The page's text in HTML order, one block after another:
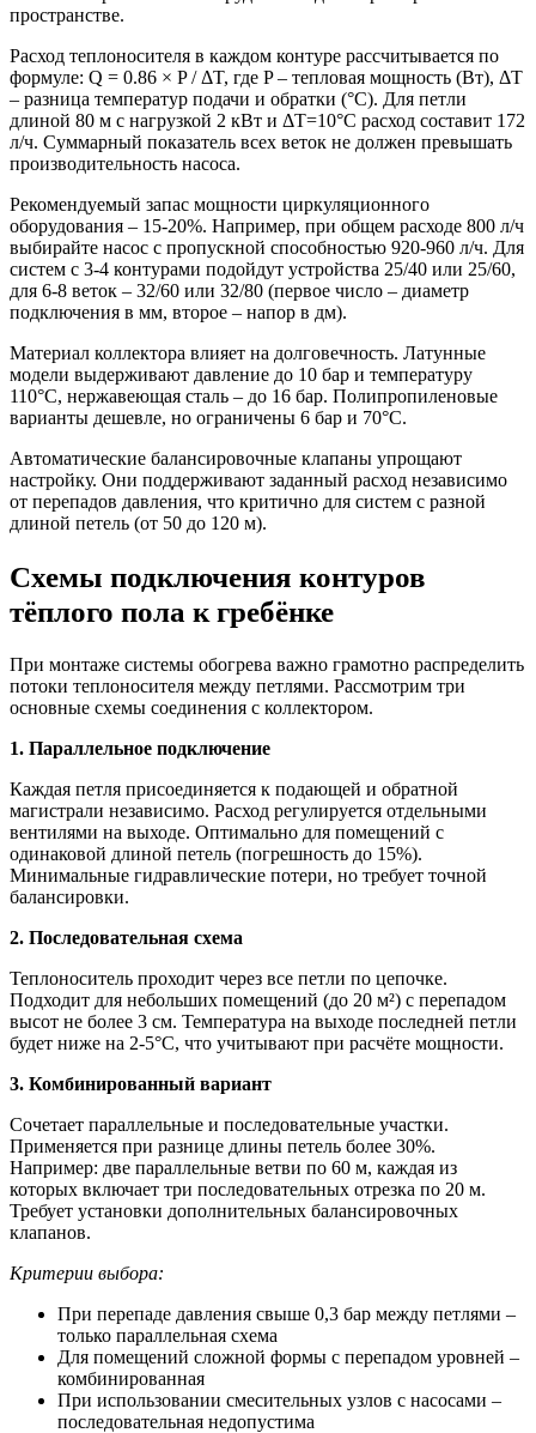
пространстве.
Расход теплоносителя в каждом контуре рассчитывается по
формуле: Q = 0.86 × P / ΔT, где P – тепловая мощность (Вт), ΔT
– разница температур подачи и обратки (°C). Для петли
длиной 80 м с нагрузкой 2 кВт и ΔT=10°C расход составит 172
л/ч. Суммарный показатель всех веток не должен превышать
производительность насоса.
Рекомендуемый запас мощности циркуляционного
оборудования – 15-20%. Например, при общем расходе 800 л/ч
выбирайте насос с пропускной способностью 920-960 л/ч. Для
систем с 3-4 контурами подойдут устройства 25/40 или 25/60,
для 6-8 веток – 32/60 или 32/80 (первое число – диаметр
подключения в мм, второе – напор в дм).
Материал коллектора влияет на долговечность. Латунные
модели выдерживают давление до 10 бар и температуру
110°C, нержавеющая сталь – до 16 бар. Полипропиленовые
варианты дешевле, но ограничены 6 бар и 70°C.
Автоматические балансировочные клапаны упрощают
настройку. Они поддерживают заданный расход независимо
от перепадов давления, что критично для систем с разной
длиной петель (от 50 до 120 м).
Схемы подключения контуров
тёплого пола к гребёнке
При монтаже системы обогрева важно грамотно распределить
потоки теплоносителя между петлями. Рассмотрим три
основные схемы соединения с коллектором.
1. Параллельное подключение
Каждая петля присоединяется к подающей и обратной
магистрали независимо. Расход регулируется отдельными
вентилями на выходе. Оптимально для помещений с
одинаковой длиной петель (погрешность до 15%).
Минимальные гидравлические потери, но требует точной
балансировки.
2. Последовательная схема
Теплоноситель проходит через все петли по цепочке.
Подходит для небольших помещений (до 20 м²) с перепадом
высот не более 3 см. Температура на выходе последней петли
будет ниже на 2-5°C, что учитывают при расчёте мощности.
3. Комбинированный вариант
Сочетает параллельные и последовательные участки.
Применяется при разнице длины петель более 30%.
Например: две параллельные ветви по 60 м, каждая из
которых включает три последовательных отрезка по 20 м.
Требует установки дополнительных балансировочных
клапанов.
Критерии выбора:
При перепаде давления свыше 0,3 бар между петлями –
только параллельная схема
Для помещений сложной формы с перепадом уровней –
комбинированная
При использовании смесительных узлов с насосами –
последовательная недопустима